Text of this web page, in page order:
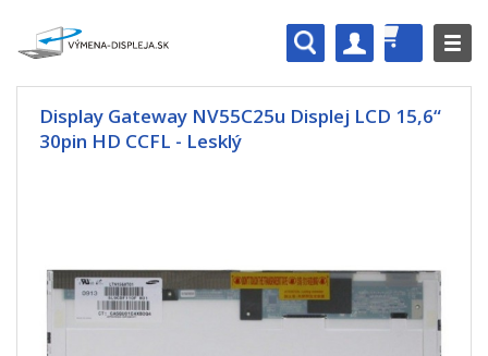
Display Gateway NV55C25u Displej LCD 15,6“
30pin HD CCFL - Lesklý